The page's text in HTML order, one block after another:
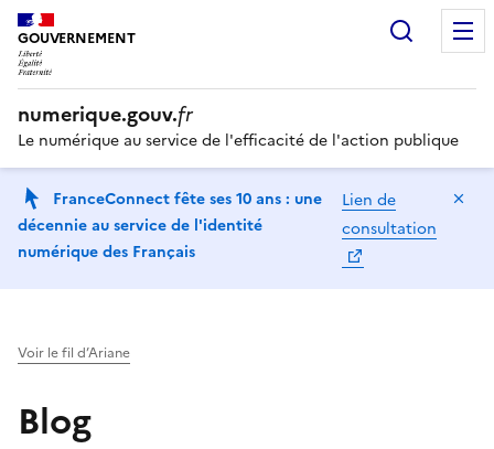
GOUVERNEMENT
numerique.gouv.fr
Le numérique au service de l'efficacité de l'action publique
FranceConnect fête ses 10 ans : une
décennie au service de l'identité
numérique des Français
Lien de
consultation
Voir le fil d’Ariane
Blog